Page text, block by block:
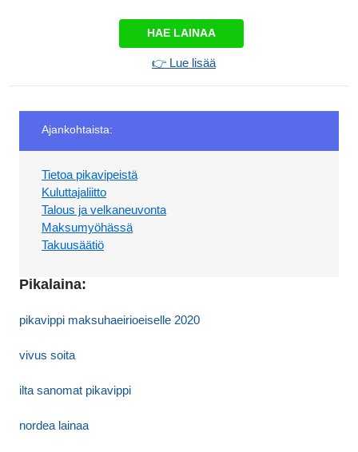
HAE LAINAA
👉 Lue lisää
Ajankohtaista:
Tietoa pikavipeistä
Kuluttajaliitto
Talous ja velkaneuvonta
Maksumyöhässä
Takuusäätiö
Pikalaina:
pikavippi maksuhaeirioeiselle 2020
vivus soita
ilta sanomat pikavippi
nordea lainaa